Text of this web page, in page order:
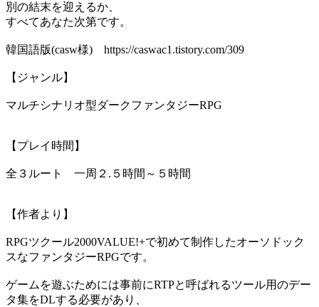
別の結末を迎えるか、
すべてあなた次第です。
韓国語版(casw様) https://caswac1.tistory.com/309
【ジャンル】
マルチシナリオ型ダークファンタジーRPG
【プレイ時間】
全３ルート 一周２.５時間～５時間
【作者より】
RPGツクール2000VALUE!+で初めて制作したオーソドック
スなファンタジーRPGです。
ゲームを遊ぶためには事前にRTPと呼ばれるツール用のデー
タ集をDLする必要があり、